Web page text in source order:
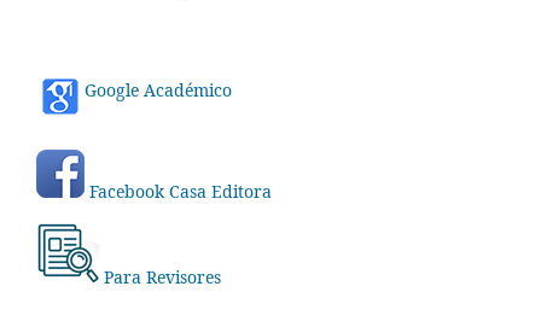
Google Académico
Facebook Casa Editora
Para Revisores